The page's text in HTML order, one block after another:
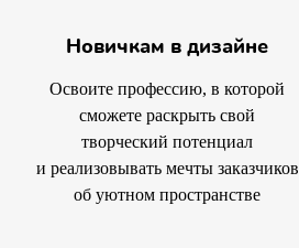
Новичкам в дизайне
Освоите профессию, в которой
сможете раскрыть свой
творческий потенциал
и реализовывать мечты заказчиков
об уютном пространстве